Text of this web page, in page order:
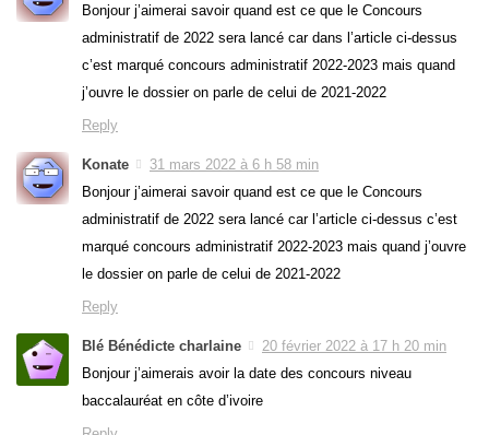
Bonjour j’aimerai savoir quand est ce que le Concours
administratif de 2022 sera lancé car dans l’article ci-dessus
c’est marqué concours administratif 2022-2023 mais quand
j’ouvre le dossier on parle de celui de 2021-2022
Reply
Konate
31 mars 2022 à 6 h 58 min
Bonjour j’aimerai savoir quand est ce que le Concours
administratif de 2022 sera lancé car l’article ci-dessus c’est
marqué concours administratif 2022-2023 mais quand j’ouvre
le dossier on parle de celui de 2021-2022
Reply
Blé Bénédicte charlaine
20 février 2022 à 17 h 20 min
Bonjour j’aimerais avoir la date des concours niveau
baccalauréat en côte d’ivoire